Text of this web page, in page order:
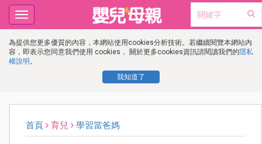
為提供您更多優質的內容，本網站使用cookies分析技術。若繼續閱覽本網站內
容，即表示您同意我們使用 cookies， 關於更多cookies資訊請閱讀我們的隱私
權說明 。
我知道了
Toggle
navigation
首頁 育兒 學習當爸媽